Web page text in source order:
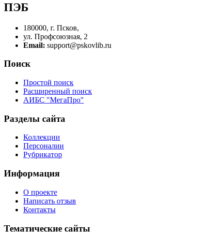
ПЭБ
180000, г. Псков,
ул. Профсоюзная, 2
Email: support@pskovlib.ru
Поиск
Простой поиск
Расширенный поиск
АИБС "МегаПро"
Разделы сайта
Коллекции
Персоналии
Рубрикатор
Информация
О проекте
Написать отзыв
Контакты
Тематические сайты